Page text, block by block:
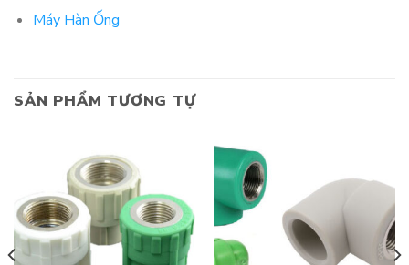
Máy Hàn Ống
SẢN PHẨM TƯƠNG TỰ